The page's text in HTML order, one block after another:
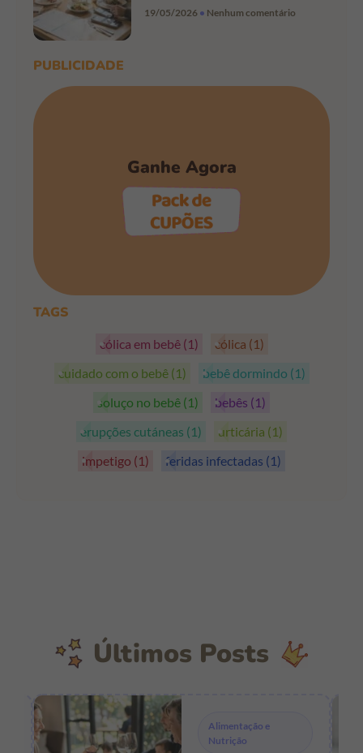
19/05/2026 Nenhum comentário
PUBLICIDADE
Ganhe Agora
TAGS
cólica em bebê (1) cólica (1)
cuidado com o bebê (1) bebê dormindo (1)
soluço no bebê (1) bebês (1)
erupções cutáneas (1) urticária (1)
impetigo (1) feridas infectadas (1)
Últimos Posts
Alimentação e
Nutrição